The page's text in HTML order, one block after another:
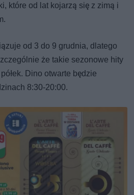
które od lat kojarzą się z zimą i
od 3 do 9 grudnia, dlatego
że takie sezonowe hity
Dino otwarte będzie
8:30-20:00.